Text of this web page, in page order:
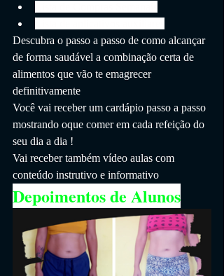
Descubra o passo a passo de como alcançar
de forma saudável a combinação certa de
alimentos que vão te emagrecer
definitivamente
Você vai receber um cardápio passo a passo
mostrando oque comer em cada refeição do
seu dia a dia !
Vai receber também vídeo aulas com
conteúdo instrutivo e informativo
Depoimentos de Alunos